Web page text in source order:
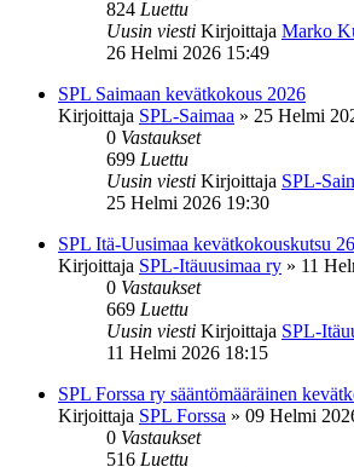
824 Luettu
Uusin viesti Kirjoittaja Marko
26 Helmi 2026 15:49
SPL Saimaan kevätkokous 2026
Kirjoittaja SPL-Saimaa » 25 Helmi
0 Vastaukset
699 Luettu
Uusin viesti Kirjoittaja SPL-
25 Helmi 2026 19:30
SPL Itä-Uusimaa kevätkokouskutsu
Kirjoittaja SPL-Itäuusimaa ry » 11
0 Vastaukset
669 Luettu
Uusin viesti Kirjoittaja SPL-
11 Helmi 2026 18:15
SPL Forssa ry sääntömääräinen
Kirjoittaja SPL Forssa » 09 Helmi
0 Vastaukset
516 Luettu